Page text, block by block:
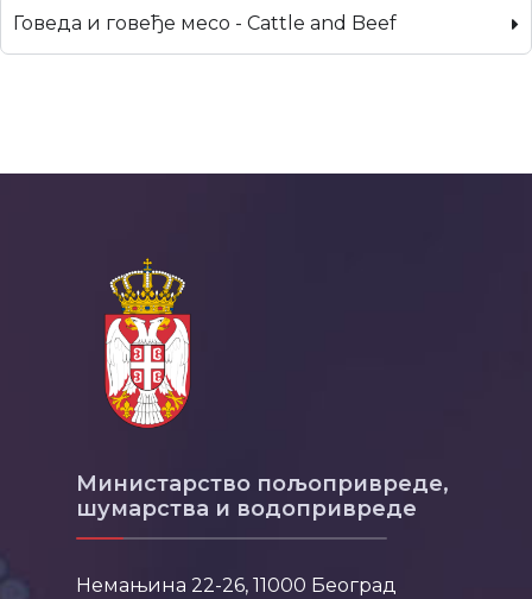
Говеда и говеђе месо - Cattle and Beef
Министарство пољопривреде,
шумарства и водопривреде
Немањина 22-26, 11000 Београд